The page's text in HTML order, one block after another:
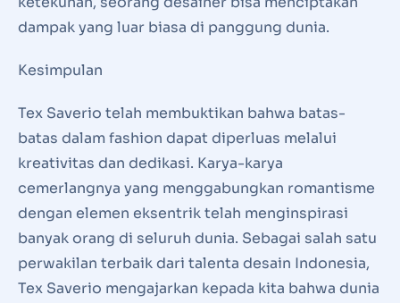
dampak yang luar biasa di panggung dunia.
Kesimpulan
Tex Saverio telah membuktikan bahwa batas-
batas dalam fashion dapat diperluas melalui
kreativitas dan dedikasi. Karya-karya
cemerlangnya yang menggabungkan romantisme
dengan elemen eksentrik telah menginspirasi
banyak orang di seluruh dunia. Sebagai salah satu
perwakilan terbaik dari talenta desain Indonesia,
Tex Saverio mengajarkan kepada kita bahwa dunia